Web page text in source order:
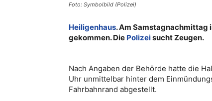
Foto: Symbolbild (Polizei)
Heiligenhaus. Am Samstagnachmittag
gekommen. Die Polizeisucht Zeugen.
Nach Angaben der Behörde hatte die
Uhr unmittelbar hinter dem
Fahrbahnrand abgestellt.